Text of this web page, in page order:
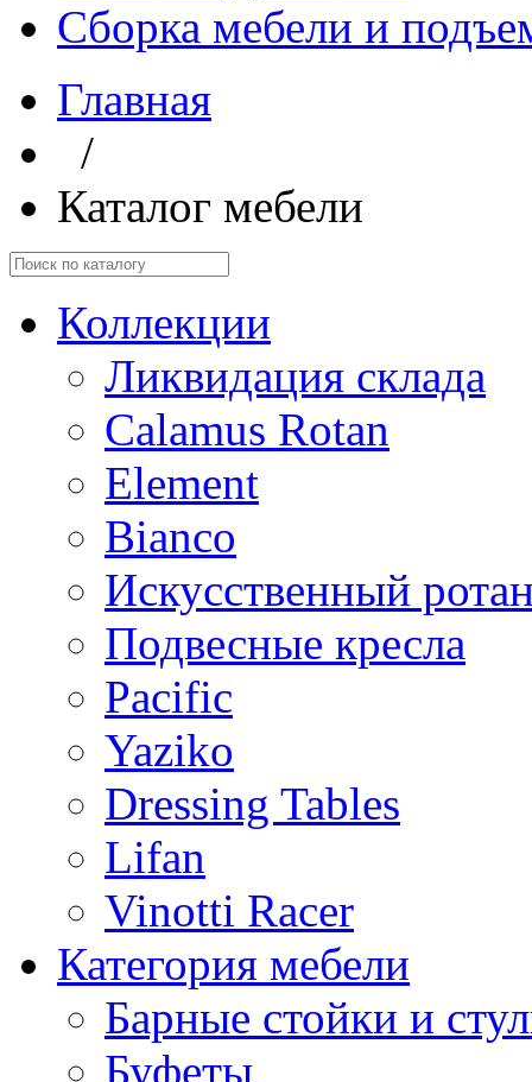
Сборка мебели и
Главная
/
Каталог мебели
Коллекции
Ликвидация склада
Calamus Rotan
Element
Bianco
Искусственный
Подвесные кресла
Pacific
Yaziko
Dressing Tables
Lifan
Vinotti Racer
Категория мебели
Барные стойки и
Буфеты